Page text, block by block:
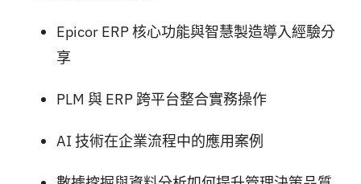
Epicor ERP 核心功能與智慧製造導入經驗分
享
PLM 與 ERP 跨平台整合實務操作
AI 技術在企業流程中的應用案例